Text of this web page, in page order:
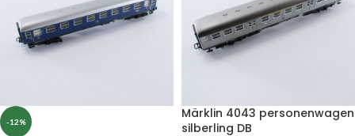
-12%
Märklin 4043 personenwagen
silberling DB